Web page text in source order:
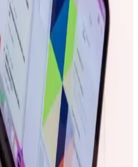
cihazın potansiyelini artırmayı
ve Craig
Yaklaşımı
yapay zeka stratejisini yeniden
hız kazanırken, donanımına
zeka çözümleri geliştiriyor.
ön planda.
Donanım Kaynaklı